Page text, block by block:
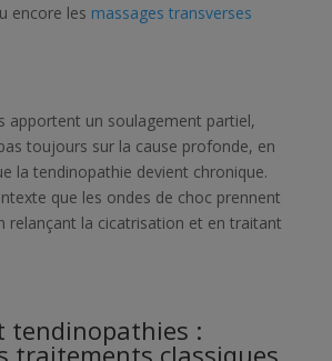
encore les massages transverses
apportent un soulagement partiel,
toujours sur la cause profonde, en
la tendinopathie devient chronique.
que les ondes de choc prennent
relançant la cicatrisation et en traitant
tendinopathies :
traitements classiques